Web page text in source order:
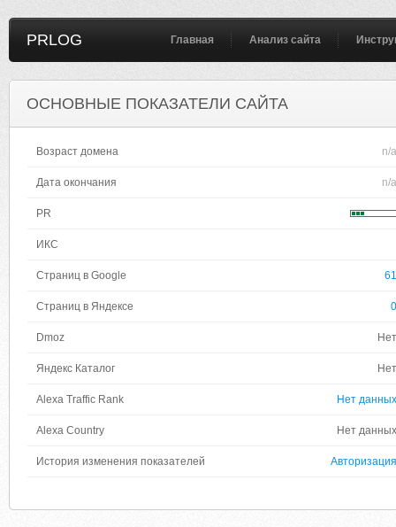
PRLOG Главная Анализ сайта
ОСНОВНЫЕ ПОКАЗАТЕЛИ САЙТА
Возраст домена n/a
Дата окончания n/a
PR
ИКС
Страниц в Google 61
Страниц в Яндексе 0
Dmoz Нет
Яндекс Каталог Нет
Alexa Traffic Rank Нет данных
Alexa Country Нет данных
История изменения показателей Авторизация